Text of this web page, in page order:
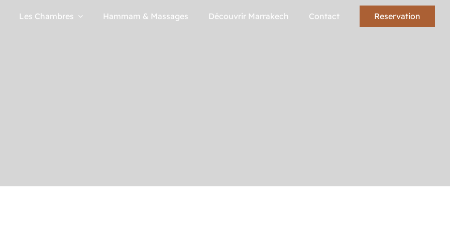
Les Chambres Hammam & Massages Découvrir Marrakech Contact Reservation